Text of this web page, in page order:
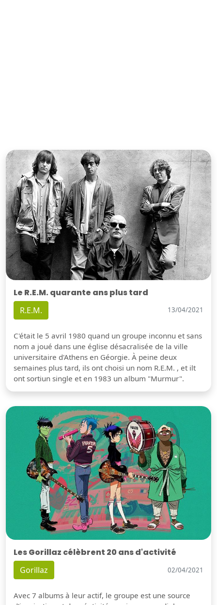
Le R.E.M. quarante ans plus tard
R.E.M. 13/04/2021
C'était le 5 avril 1980 quand un groupe inconnu et sans
nom a joué dans une église désacralisée de la ville
universitaire d'Athens en Géorgie. À peine deux
semaines plus tard, ils ont choisi un nom R.E.M. , et ilt
ont sortiun single et en 1983 un album "Murmur".
Les Gorillaz célèbrent 20 ans d'activité
Gorillaz 02/04/2021
Avec 7 albums à leur actif, le groupe est une source